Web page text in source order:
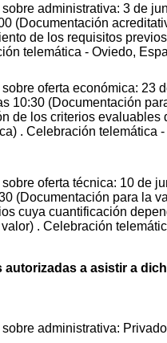
administrativa: 3 de
(Documentación
de los requisitos
telemática - Oviedo,
oferta económica: 23
10:30 (Documentación
de los criterios evaluables
. Celebración telemática -
oferta técnica: 10 de
(Documentación para la
cuya cuantificación
. Celebración
autorizadas a asistir a
administrativa: